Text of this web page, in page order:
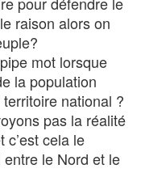
raison alors on
mot lorsque
la population
national ?
pas la réalité
c’est cela le
le Nord et le